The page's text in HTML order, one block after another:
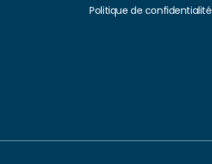
Politique de confidentialité